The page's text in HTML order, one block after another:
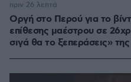
Οργή στο Περού για το
επίθεσης μαέστρου σε
σιγά θα το ξεπεράσεις»
πριν 26 λεπτά